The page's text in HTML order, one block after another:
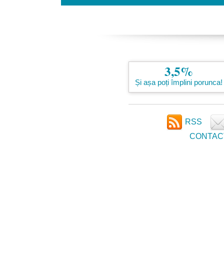
3,5%
Și așa poți împlini porunca!
RSS